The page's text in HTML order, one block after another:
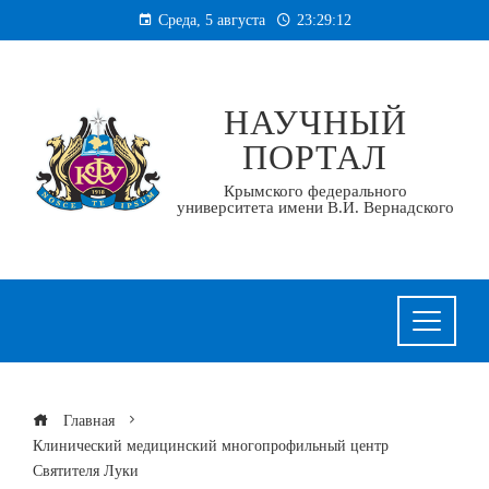
к
Среда, 5 августа 23:29:13
НАУЧНЫЙ
ПОРТАЛ
Крымского федерального
университета имени В.И. Вернадского
Главная
Клинический медицинский многопрофильный центр
Святителя Луки